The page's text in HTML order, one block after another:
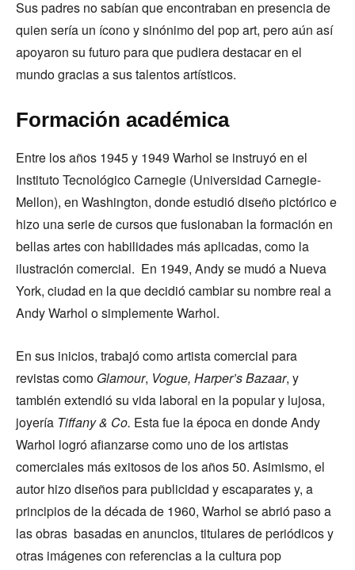
Sus padres no sabían que encontraban en presencia de
quien sería un ícono y sinónimo del pop art, pero aún así
apoyaron su futuro para que pudiera destacar en el
mundo gracias a sus talentos artísticos.
Formación académica
Entre los años 1945 y 1949 Warhol se instruyó en el
Instituto Tecnológico Carnegie (Universidad Carnegie-
Mellon), en Washington, donde estudió diseño pictórico e
hizo una serie de cursos que fusionaban la formación en
bellas artes con habilidades más aplicadas, como la
ilustración comercial. En 1949, Andy se mudó a Nueva
York, ciudad en la que decidió cambiar su nombre real a
Andy Warhol o simplemente Warhol.
En sus inicios, trabajó como artista comercial para
revistas como Glamour, Vogue, Harper’s Bazaar, y
también extendió su vida laboral en la popular y lujosa,
joyería Tiffany & Co. Esta fue la época en donde Andy
Warhol logró afianzarse como uno de los artistas
comerciales más exitosos de los años 50. Asimismo, el
autor hizo diseños para publicidad y escaparates y, a
principios de la década de 1960, Warhol se abrió paso a
las obras basadas en anuncios, titulares de periódicos y
otras imágenes con referencias a la cultura pop